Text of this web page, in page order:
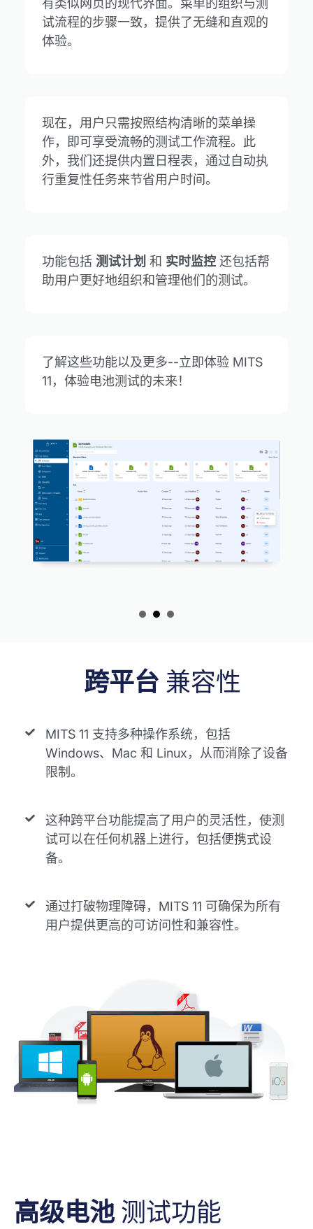
有类似网页的现代界面。菜单的组织与测
试流程的步骤一致，提供了无缝和直观的
体验。
现在，用户只需按照结构清晰的菜单操
作，即可享受流畅的测试工作流程。此
外，我们还提供内置日程表，通过自动执
行重复性任务来节省用户时间。
功能包括 测试计划 和 实时监控 还包括帮
助用户更好地组织和管理他们的测试。
了解这些功能以及更多--立即体验 MITS
11，体验电池测试的未来！
跨平台 兼容性
MITS 11 支持多种操作系统，包括
Windows、Mac 和 Linux，从而消除了设备
限制。
这种跨平台功能提高了用户的灵活性，使测
试可以在任何机器上进行，包括便携式设
备。
通过打破物理障碍，MITS 11 可确保为所有
用户提供更高的可访问性和兼容性。
高级电池 测试功能